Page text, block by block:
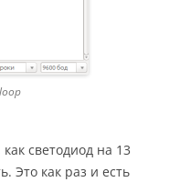
светодиод на 13
Это как раз и есть